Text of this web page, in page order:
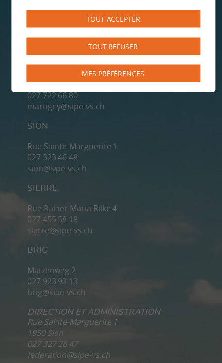
monthey@sipe-vs.ch
MARTIGNY
Rue du Grand-Verger 14
027 722 66 80
martigny@sipe-vs.ch
SION
Rue Sainte-Marguerite 1
027 323 46 48
sion@sipe-vs.ch
SIERRE
Rue Rainer Maria Rilke 4
027 455 58 18
sierre@sipe-vs.ch
BRIG
Matzenweg 2
027 923 93 13
brig@sipe-vs.ch
DIRECTION ET ADMINISTRATION
Rue Sainte-Marguerite 1
1950 Sion
027 327 28 47
federation@sipe-vs.ch
TOUT ACCEPTER
TOUT REFUSER
MES PRÉFÉRENCES